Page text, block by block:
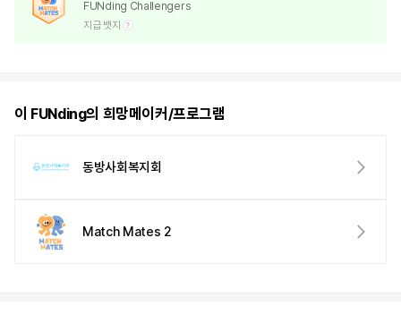
FUNding Challengers
지급 뱃지
이 FUNding의 희망메이커/프로그램
동방사회복지회
Match Mates 2